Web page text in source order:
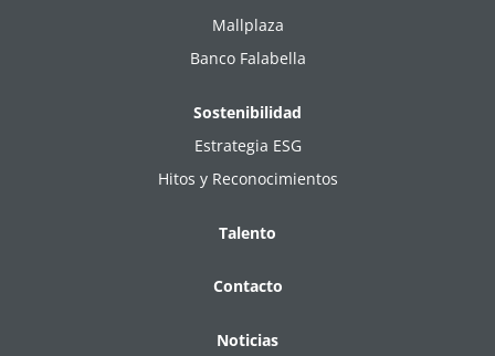
Mallplaza
Banco Falabella
Sostenibilidad
Estrategia ESG
Hitos y Reconocimientos
Talento
Contacto
Noticias